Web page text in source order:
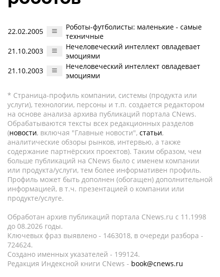
22.02.2005
Роботы-футболисты: маленькие - самые
техничные
21.10.2003
Нечеловеческий интеллект овладевает
эмоциями
21.10.2003
Нечеловеческий интеллект овладевает
эмоциями
* Страница-профиль компании, системы (продукта или
услуги), технологии, персоны и т.п. создается редактором
на основе анализа архива публикаций портала CNews.
Обрабатываются тексты всех редакционных разделов
(новости, включая "Главные новости", статьи,
аналитические обзоры рынков, интервью, а также
содержание партнёрских проектов). Таким образом, чем
больше публикаций на CNews было с именем компании
или продукта/услуги, тем более информативен профиль.
Профиль может быть дополнен (обогащен) дополнительной
информацией, в т.ч. презентацией о компании или
продукте/услуге.
Обработан архив публикаций портала CNews.ru c 11.1998
до 08.2026 годы.
Ключевых фраз выявлено - 1463018, в очереди разбора -
724624.
Создано именных указателей - 199124.
Редакция Индексной книги CNews - book@cnews.ru